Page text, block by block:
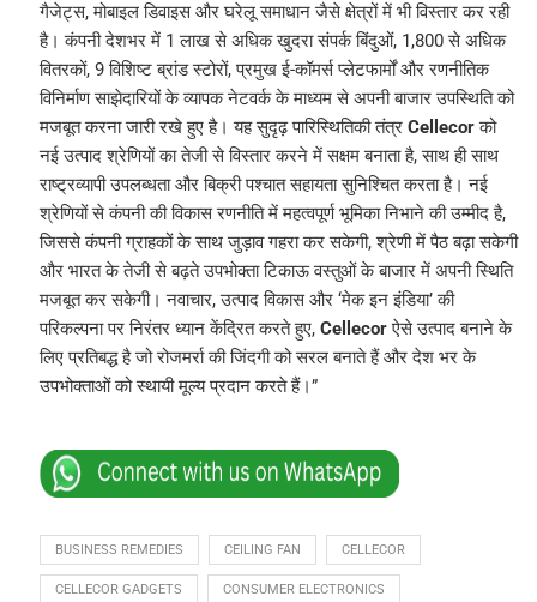
गैजेट्स, मोबाइल डिवाइस और घरेलू समाधान जैसे क्षेत्रों में भी विस्तार कर रही
है। कंपनी देशभर में 1 लाख से अधिक खुदरा संपर्क बिंदुओं, 1,800 से अधिक
वितरकों, 9 विशिष्ट ब्रांड स्टोरों, प्रमुख ई-कॉमर्स प्लेटफार्मों और रणनीतिक
विनिर्माण साझेदारियों के व्यापक नेटवर्क के माध्यम से अपनी बाजार उपस्थिति को
मजबूत करना जारी रखे हुए है। यह सुदृढ़ पारिस्थितिकी तंत्र Cellecorको
नई उत्पाद श्रेणियों का तेजी से विस्तार करने में सक्षम बनाता है, साथ ही साथ
राष्ट्रव्यापी उपलब्धता और बिक्री पश्चात सहायता सुनिश्चित करता है। नई
श्रेणियों से कंपनी की विकास रणनीति में महत्वपूर्ण भूमिका निभाने की उम्मीद है,
जिससे कंपनी ग्राहकों के साथ जुड़ाव गहरा कर सकेगी, श्रेणी में पैठ बढ़ा सकेगी
और भारत के तेजी से बढ़ते उपभोक्ता टिकाऊ वस्तुओं के बाजार में अपनी स्थिति
मजबूत कर सकेगी। नवाचार, उत्पाद विकास और ‘मेक इन इंडिया’ की
परिकल्पना पर निरंतर ध्यान केंद्रित करते हुए, Cellecorऐसे उत्पाद बनाने के
लिए प्रतिबद्ध है जो रोजमर्रा की जिंदगी को सरल बनाते हैं और देश भर के
उपभोक्ताओं को स्थायी मूल्य प्रदान करते हैं।”
BUSINESS REMEDIES CEILING FAN CELLECOR
CELLECOR GADGETS CONSUMER ELECTRONICS